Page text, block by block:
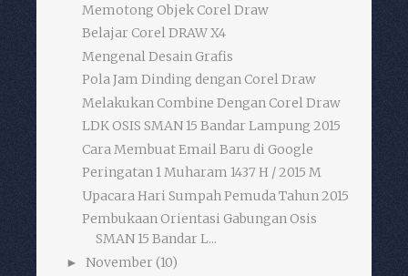
Memotong Objek Corel Draw
Belajar Corel DRAW X4
Mengenal Desain Grafis
Pola Jam Dinding dengan Corel Draw
Melakukan Combine Dengan Corel Draw
LDK OSIS SMAN 15 Bandar Lampung 2015
Cara Membuat Email Baru di Google
Peringatan 1 Muharam 1437 H / 2015 M
Upacara Hari Sumpah Pemuda Tahun 2015
Pembukaan Orientasi Gabungan Osis
SMAN 15 Bandar L...
► November (10)